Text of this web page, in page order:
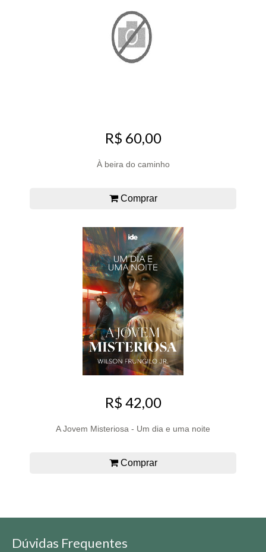
R$ 60,00
À beira do caminho
Comprar
R$ 42,00
A Jovem Misteriosa - Um dia e uma noite
Comprar
Dúvidas Frequentes